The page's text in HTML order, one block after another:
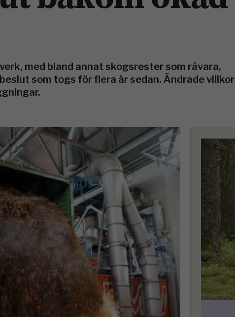
med bland annat skogsrester som råvara,
som togs för flera år sedan. Ändrade villkor